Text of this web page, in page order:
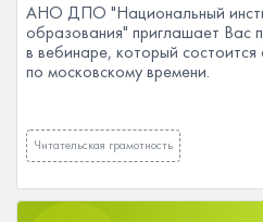
АНО ДПО "Национальный
образования" приглашает Вас
в вебинаре, который
по московскому времени.
Читательская грамотность